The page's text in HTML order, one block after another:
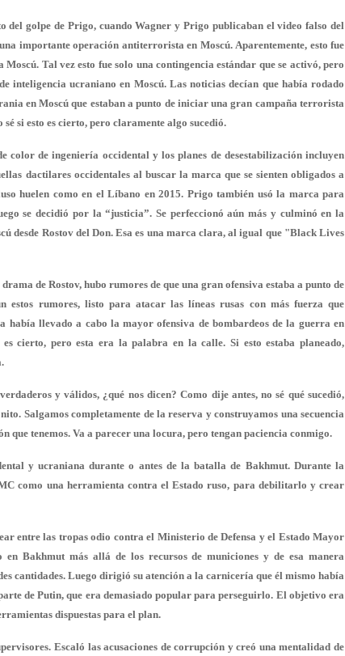
del golpe de Prigo, cuando Wagner y Prigo publicaban el video falso del
importante operación antiterrorista en Moscú. Aparentemente, esto fue
Tal vez esto fue solo una contingencia estándar que se activó, pero
inteligencia ucraniano en Moscú. Las noticias decían que había rodado
en Moscú que estaban a punto de iniciar una gran campaña terrorista
si esto es cierto, pero claramente algo sucedió.
color de ingeniería occidental y los planes de desestabilización incluyen
dactilares occidentales al buscar la marca que se sienten obligados a
huelen como en el Líbano en 2015. Prigo también usó la marca para
se decidió por la “justicia”. Se perfeccionó aún más y culminó en la
desde Rostov del Don. Esa es una marca clara, al igual que "Black Lives
de Rostov, hubo rumores de que una gran ofensiva estaba a punto de
estos rumores, listo para atacar las líneas rusas con más fuerza que
había llevado a cabo la mayor ofensiva de bombardeos de la guerra en
cierto, pero esta era la palabra en la calle. Si esto estaba planeado,
y válidos, ¿qué nos dicen? Como dije antes, no sé qué sucedió,
Salgamos completamente de la reserva y construyamos una secuencia
que tenemos. Va a parecer una locura, pero tengan paciencia conmigo.
y ucraniana durante o antes de la batalla de Bakhmut. Durante la
como una herramienta contra el Estado ruso, para debilitarlo y crear
entre las tropas odio contra el Ministerio de Defensa y el Estado Mayor
Bakhmut más allá de los recursos de municiones y de esa manera
cantidades. Luego dirigió su atención a la carnicería que él mismo había
de Putin, que era demasiado popular para perseguirlo. El objetivo era
dispuestas para el plan.
Escaló las acusaciones de corrupción y creó una mentalidad de